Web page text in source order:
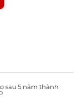
sau 5 năm thành